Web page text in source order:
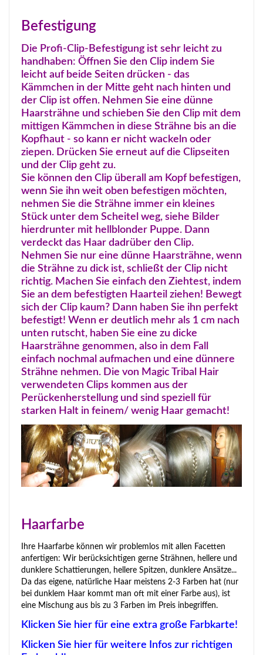
Befestigung
Die Profi-Clip-Befestigung ist sehr leicht zu
handhaben: Öffnen Sie den Clip indem Sie
leicht auf beide Seiten drücken - das
Kämmchen in der Mitte geht nach hinten und
der Clip ist offen. Nehmen Sie eine dünne
Haarsträhne und schieben Sie den Clip mit dem
mittigen Kämmchen in diese Strähne bis an die
Kopfhaut - so kann er nicht wackeln oder
ziepen. Drücken Sie erneut auf die Clipseiten
und der Clip geht zu.
Sie können den Clip überall am Kopf befestigen,
wenn Sie ihn weit oben befestigen möchten,
nehmen Sie die Strähne immer ein kleines
Stück unter dem Scheitel weg, siehe Bilder
hierdrunter mit hellblonder Puppe. Dann
verdeckt das Haar dadrüber den Clip.
Nehmen Sie nur eine dünne Haarsträhne, wenn
die Strähne zu dick ist, schließt der Clip nicht
richtig. Machen Sie einfach den Ziehtest, indem
Sie an dem befestigten Haarteil ziehen! Bewegt
sich der Clip kaum? Dann haben Sie ihn perfekt
befestigt! Wenn er deutlich mehr als 1 cm nach
unten rutscht, haben Sie eine zu dicke
Haarsträhne genommen, also in dem Fall
einfach nochmal aufmachen und eine dünnere
Strähne nehmen. Die von Magic Tribal Hair
verwendeten Clips kommen aus der
Perückenherstellung und sind speziell für
starken Halt in feinem/ wenig Haar gemacht!
Haarfarbe
Ihre Haarfarbe können wir problemlos mit allen Facetten
anfertigen: Wir berücksichtigen gerne Strähnen, hellere und
dunklere Schattierungen, hellere Spitzen, dunklere Ansätze...
Da das eigene, natürliche Haar meistens 2-3 Farben hat (nur
bei dunklem Haar kommt man oft mit einer Farbe aus), ist
eine Mischung aus bis zu 3 Farben im Preis inbegriffen.
Klicken Sie hier für eine extra große Farbkarte!
Klicken Sie hier für weitere Infos zur richtigen